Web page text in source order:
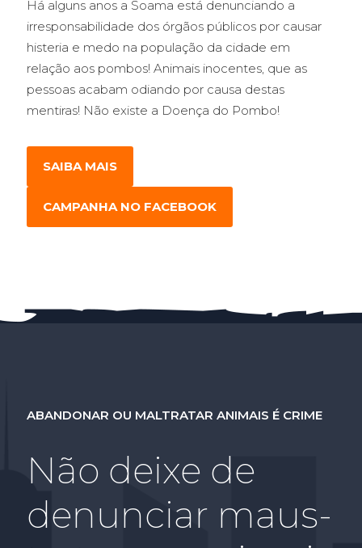
Há alguns anos a Soama está denunciando a
irresponsabilidade dos órgãos públicos por causar
histeria e medo na população da cidade em
relação aos pombos! Animais inocentes, que as
pessoas acabam odiando por causa destas
mentiras! Não existe a Doença do Pombo!
SAIBA MAIS
CAMPANHA NO FACEBOOK
ABANDONAR OU MALTRATAR ANIMAIS É CRIME
Não deixe de
denunciar maus-